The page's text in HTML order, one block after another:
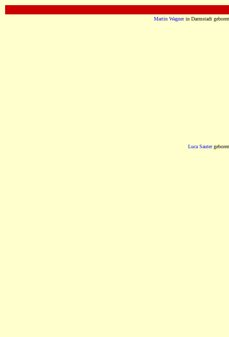
Martin Wagnerin Darmstadt geboren
Luca Sautergeboren